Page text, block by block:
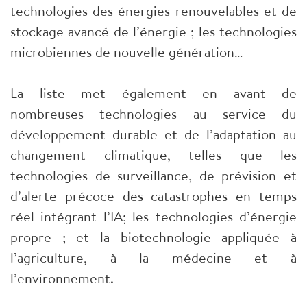
technologies des énergies renouvelables et de
stockage avancé de l’énergie ; les technologies
microbiennes de nouvelle génération…
La liste met également en avant de
nombreuses technologies au service du
développement durable et de l’adaptation au
changement climatique, telles que les
technologies de surveillance, de prévision et
d’alerte précoce des catastrophes en temps
réel intégrant l’IA; les technologies d’énergie
propre ; et la biotechnologie appliquée à
l’agriculture, à la médecine et à
l’environnement.